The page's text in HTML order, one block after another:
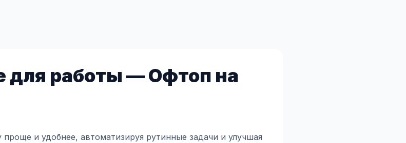
для работы — Офтоп на
и удобнее, автоматизируя рутинные задачи и улучшая